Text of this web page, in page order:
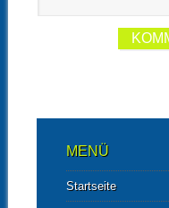
MENÜ
Startseite